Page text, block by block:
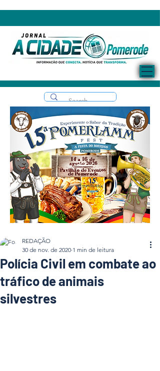
Polícia Civil em combate ao
tráfico de animais
silvestres
REDAÇÃO
30 de nov. de 2020 1 min de leitura